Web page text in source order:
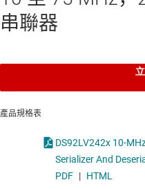
串聯器
產品規格表
DS92LV242x 10-
Serializer And
PDF | HTML